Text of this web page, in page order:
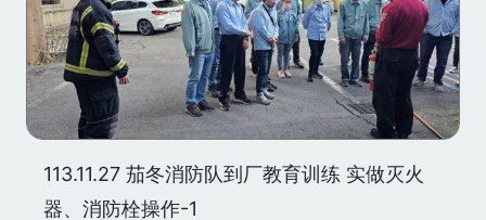
113.11.27 茄冬消防队到厂教育训练 实做灭火
器、消防栓操作-1